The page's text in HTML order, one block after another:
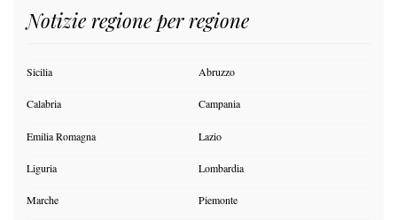
Notizie regione per regione
Sicilia Abruzzo
Calabria Campania
Emilia Romagna Lazio
Liguria Lombardia
Marche Piemonte